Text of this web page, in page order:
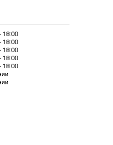
18:00
18:00
18:00
18:00
18:00